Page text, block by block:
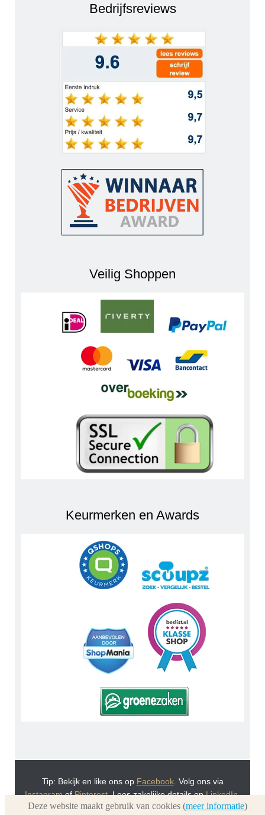
Bedrijfsreviews
Veilig Shoppen
Keurmerken en Awards
Tip: Bekijk en like ons op Facebook. Volg ons via
InstagramofPinterest. Lees zakelijke details opLinkedIn.
Of bekijk Urnwebshop.nl instructie video's viaYou Tube.
Deze website maakt gebruik van cookies (meer informatie)